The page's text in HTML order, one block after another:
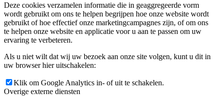
Deze cookies verzamelen informatie die in geaggregeerde vorm
wordt gebruikt om ons te helpen begrijpen hoe onze website wordt
gebruikt of hoe effectief onze marketingcampagnes zijn, of om ons
te helpen onze website en applicatie voor u aan te passen om uw
ervaring te verbeteren.
Als u niet wilt dat wij uw bezoek aan onze site volgen, kunt u dit in
uw browser hier uitschakelen:
Klik om Google Analytics in- of uit te schakelen.
Overige externe diensten